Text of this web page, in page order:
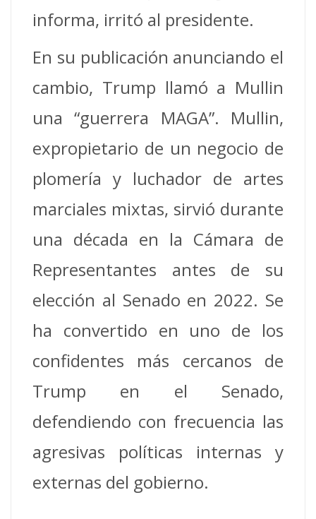
informa, irritó al presidente.
En su publicación anunciando el
cambio, Trump llamó a Mullin
una “guerrera MAGA”. Mullin,
expropietario de un negocio de
plomería y luchador de artes
marciales mixtas, sirvió durante
una década en la Cámara de
Representantes antes de su
elección al Senado en 2022. Se
ha convertido en uno de los
confidentes más cercanos de
Trump en el Senado,
defendiendo con frecuencia las
agresivas políticas internas y
externas del gobierno.